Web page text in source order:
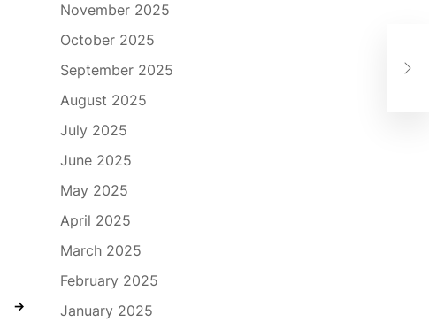
→
November 2025
October 2025
September 2025
August 2025
July 2025
June 2025
May 2025
April 2025
March 2025
February 2025
January 2025